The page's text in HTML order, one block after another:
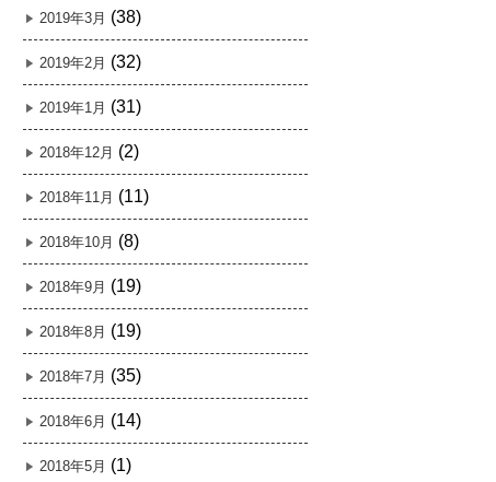
2019年3月 (38)
2019年2月 (32)
2019年1月 (31)
2018年12月 (2)
2018年11月 (11)
2018年10月 (8)
2018年9月 (19)
2018年8月 (19)
2018年7月 (35)
2018年6月 (14)
2018年5月 (1)